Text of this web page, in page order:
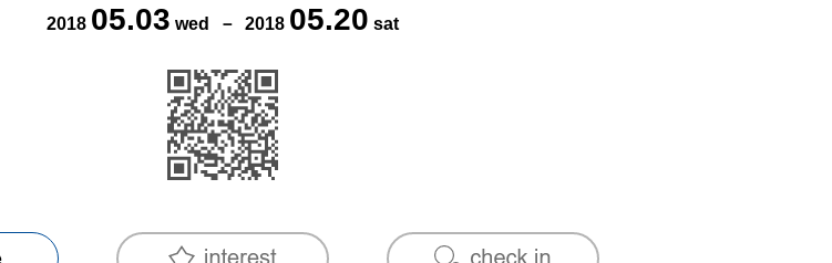
2018 05.03 wed － 2018 05.20 sat